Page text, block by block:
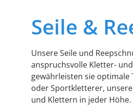
Seile &
Unsere Seile und
anspruchsvolle Kletter-
gewährleisten sie
oder Sportkletterer,
und Klettern in jeder Höhe.